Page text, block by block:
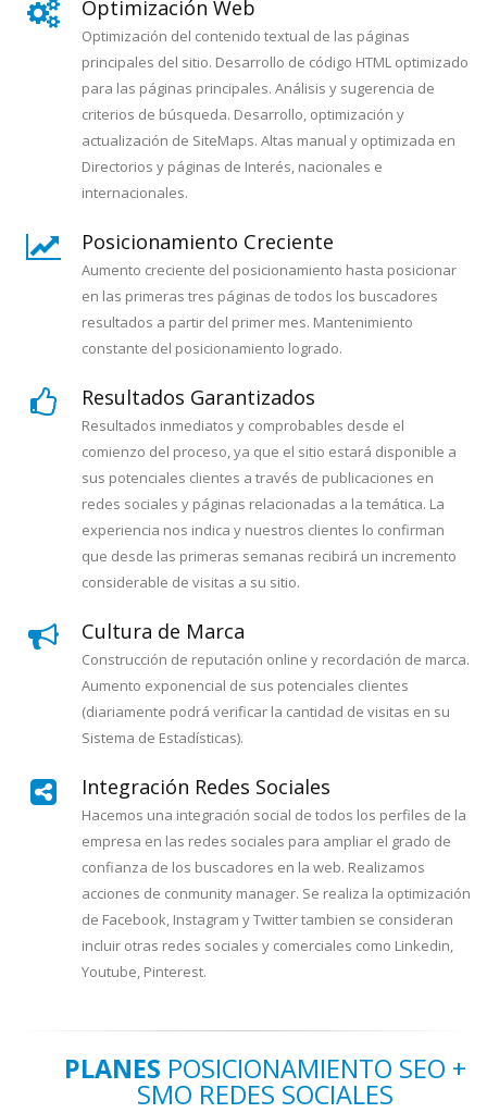
Optimización Web
Optimización del contenido textual de las páginas
principales del sitio. Desarrollo de código HTML optimizado
para las páginas principales. Análisis y sugerencia de
criterios de búsqueda. Desarrollo, optimización y
actualización de SiteMaps. Altas manual y optimizada en
Directorios y páginas de Interés, nacionales e
internacionales.
Posicionamiento Creciente
Aumento creciente del posicionamiento hasta posicionar
en las primeras tres páginas de todos los buscadores
resultados a partir del primer mes. Mantenimiento
constante del posicionamiento logrado.
Resultados Garantizados
Resultados inmediatos y comprobables desde el
comienzo del proceso, ya que el sitio estará disponible a
sus potenciales clientes a través de publicaciones en
redes sociales y páginas relacionadas a la temática. La
experiencia nos indica y nuestros clientes lo confirman
que desde las primeras semanas recibirá un incremento
considerable de visitas a su sitio.
Cultura de Marca
Construcción de reputación online y recordación de marca.
Aumento exponencial de sus potenciales clientes
(diariamente podrá verificar la cantidad de visitas en su
Sistema de Estadísticas).
Integración Redes Sociales
Hacemos una integración social de todos los perfiles de la
empresa en las redes sociales para ampliar el grado de
confianza de los buscadores en la web. Realizamos
acciones de conmunity manager. Se realiza la optimización
de Facebook, Instagram y Twitter tambien se consideran
incluir otras redes sociales y comerciales como Linkedin,
Youtube, Pinterest.
PLANES POSICIONAMIENTO SEO +
SMO REDES SOCIALES